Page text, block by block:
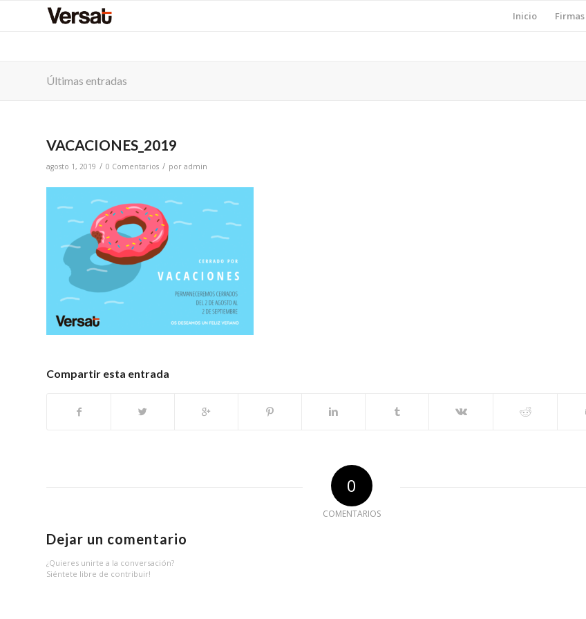
Inicio Firmas
Últimas entradas
VACACIONES_2019
agosto 1, 2019 / 0 Comentarios / por admin
Compartir esta entrada
0
COMENTARIOS
Dejar un comentario
¿Quieres unirte a la conversación?
Siéntete libre de contribuir!